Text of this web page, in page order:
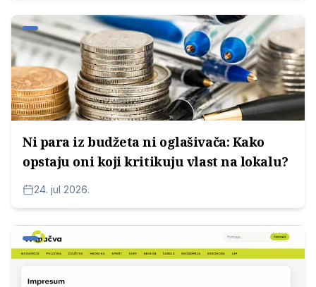
Ni para iz budžeta ni oglašivača: Kako
opstaju oni koji kritikuju vlast na lokalu?
24. jul 2026.